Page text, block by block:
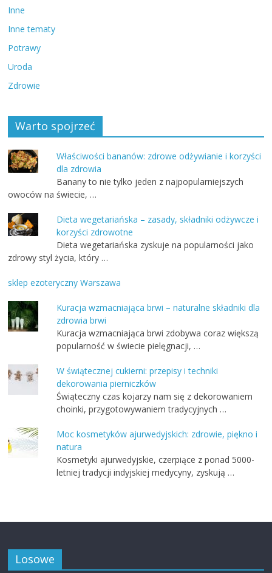
Inne
Inne tematy
Potrawy
Uroda
Zdrowie
Warto spojrzeć
Właściwości bananów: zdrowe odżywianie i korzyści
dla zdrowia
Banany to nie tylko jeden z najpopularniejszych
owoców na świecie, …
Dieta wegetariańska – zasady, składniki odżywcze i
korzyści zdrowotne
Dieta wegetariańska zyskuje na popularności jako
zdrowy styl życia, który …
sklep ezoteryczny Warszawa
Kuracja wzmacniająca brwi – naturalne składniki dla
zdrowia brwi
Kuracja wzmacniająca brwi zdobywa coraz większą
popularność w świecie pielęgnacji, …
W świątecznej cukierni: przepisy i techniki
dekorowania pierniczków
Świąteczny czas kojarzy nam się z dekorowaniem
choinki, przygotowywaniem tradycyjnych …
Moc kosmetyków ajurwedyjskich: zdrowie, piękno i
natura
Kosmetyki ajurwedyjskie, czerpiące z ponad 5000-
letniej tradycji indyjskiej medycyny, zyskują …
Losowe